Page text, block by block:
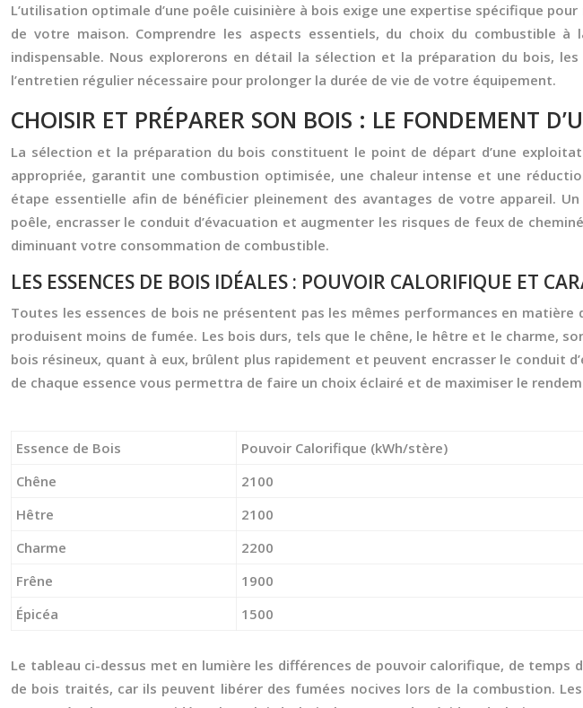
L’utilisation optimale d’une poêle cuisinière à bois exige une expertise spécifique
de votre maison. Comprendre les aspects essentiels, du choix du combustible
indispensable. Nous explorerons en détail la sélection et la préparation du bois,
l’entretien régulier nécessaire pour prolonger la durée de vie de votre équipement.
CHOISIR ET PRÉPARER SON BOIS : LE FONDEMENT
La sélection et la préparation du bois constituent le point de départ d’une
appropriée, garantit une combustion optimisée, une chaleur intense et une
étape essentielle afin de bénéficier pleinement des avantages de votre appareil.
poêle, encrasser le conduit d’évacuation et augmenter les risques de feux de
diminuant votre consommation de combustible.
LES ESSENCES DE BOIS IDÉALES : POUVOIR CALORIFIQUE ET
Toutes les essences de bois ne présentent pas les mêmes performances en
produisent moins de fumée. Les bois durs, tels que le chêne, le hêtre et le charme,
bois résineux, quant à eux, brûlent plus rapidement et peuvent encrasser le conduit
de chaque essence vous permettra de faire un choix éclairé et de maximiser le
Essence de Bois Pouvoir Calorifique (kWh/stère)
Chêne
2100
Hêtre
2100
Charme
2200
Frêne
1900
Épicéa
1500
Le tableau ci-dessus met en lumière les différences de pouvoir calorifique, de
de bois traités, car ils peuvent libérer des fumées nocives lors de la combustion.